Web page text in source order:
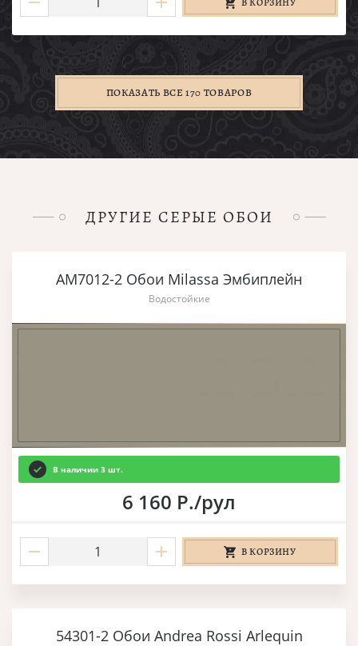
ПОКАЗАТЬ ВСЕ 170 ТОВАРОВ
ДРУГИЕ СЕРЫЕ ОБОИ
AM7012-2 Обои Milassa Эмбиплейн
Водостойкие
В наличии 3 шт.
6 160 Р./рул
В КОРЗИНУ
54301-2 Обои Andrea Rossi Arlequin